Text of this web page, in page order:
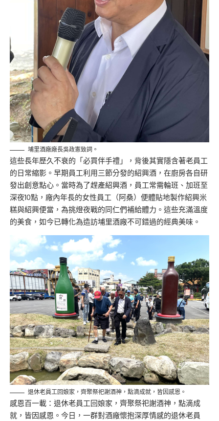
埔里酒廠廠長吳政憲致詞。
這些長年歷久不衰的「必買伴手禮」， 背後其實隱含著老員工
的日常縮影。 早期員工利用三節分發的紹興酒，在廚房各自研
發出創意點心。 當時為了趕產紹興酒，員工常需輪班、加班至
深夜10點， 廠內年長的女性員工（阿桑）便體貼地製作紹興米
糕與紹興便當， 為挑燈夜戰的同仁們補給體力。這些充滿溫度
的美食， 如今已轉化為造訪埔里酒廠不可錯過的經典美味。
退休老員工回娘家，齊聚祭祀謝酒神，點滴成就，皆因感恩。
感恩百一載：退休老員工回娘家，齊聚祭祀謝酒神，點滴成
就， 皆因感恩。今日，一群對酒廠懷抱深厚情感的退休老員